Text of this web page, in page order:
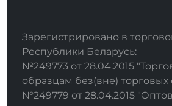
Зарегистрировано в
Республики Беларусь:
№249773 от 28.04.2015
образцам без(вне) торговых
№249779 от 28.04.2015